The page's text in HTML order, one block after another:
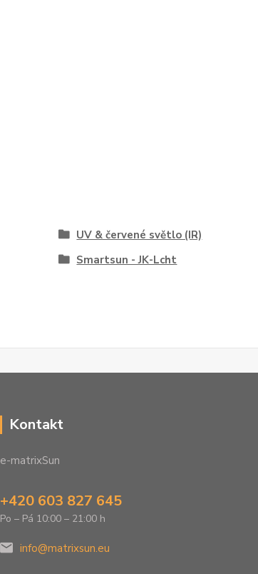
UV & červené světlo (IR)
Smartsun - JK-Lcht
Kontakt
e-matrixSun
+420 603 827 645
Po – Pá 10:00 – 21:00 h
info@matrixsun.eu